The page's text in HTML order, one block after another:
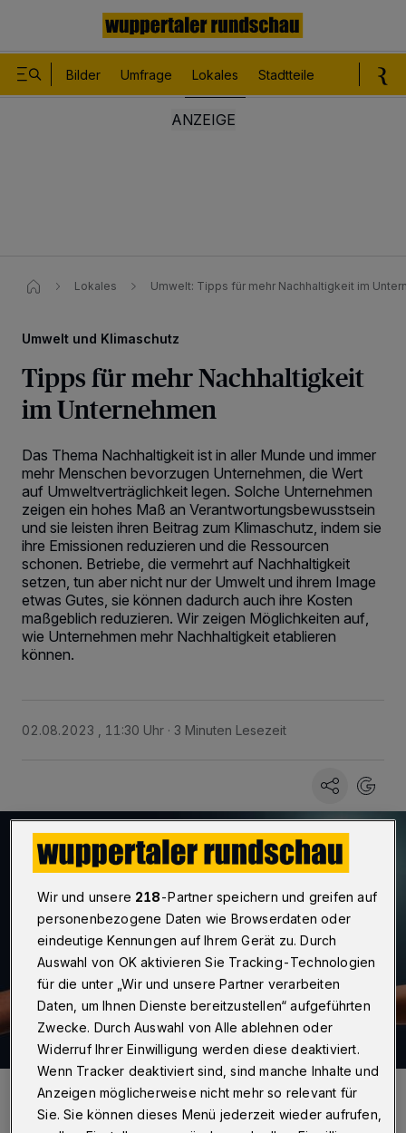
Bilder Umfrage Lokales Stadtteile
Lokales Umwelt: Tipps für mehr Nachhaltigkeit im
Umwelt und Klimaschutz
Tipps für mehr Nachhaltigkeit
im Unternehmen
Das Thema Nachhaltigkeit ist in aller Munde und immer
mehr Menschen bevorzugen Unternehmen, die Wert
auf Umweltverträglichkeit legen. Solche Unternehmen
zeigen ein hohes Maß an Verantwortungsbewusstsein
und sie leisten ihren Beitrag zum Klimaschutz, indem sie
ihre Emissionen reduzieren und die Ressourcen
schonen. Betriebe, die vermehrt auf Nachhaltigkeit
setzen, tun aber nicht nur der Umwelt und ihrem Image
etwas Gutes, sie können dadurch auch ihre Kosten
maßgeblich reduzieren. Wir zeigen Möglichkeiten auf,
wie Unternehmen mehr Nachhaltigkeit etablieren
können.
02.08.2023 , 11:30 Uhr 3 Minuten Lesezeit
Wir und unsere 218-Partner speichern und greifen auf
personenbezogene Daten wie Browserdaten oder
eindeutige Kennungen auf Ihrem Gerät zu. Durch
Auswahl von OK aktivieren Sie Tracking-Technologien
für die unter „Wir und unsere Partner verarbeiten
Daten, um Ihnen Dienste bereitzustellen“ aufgeführten
Zwecke. Durch Auswahl von Alle ablehnen oder
Widerruf Ihrer Einwilligung werden diese deaktiviert.
Wenn Tracker deaktiviert sind, sind manche Inhalte und
Anzeigen möglicherweise nicht mehr so relevant für
Sie. Sie können dieses Menü jederzeit wieder aufrufen,